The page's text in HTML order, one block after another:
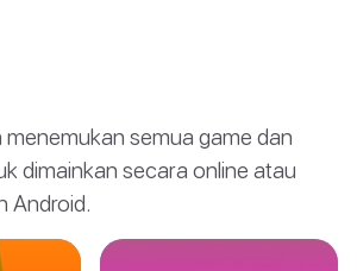
menemukan semua game dan
dimainkan secara online atau
Android.